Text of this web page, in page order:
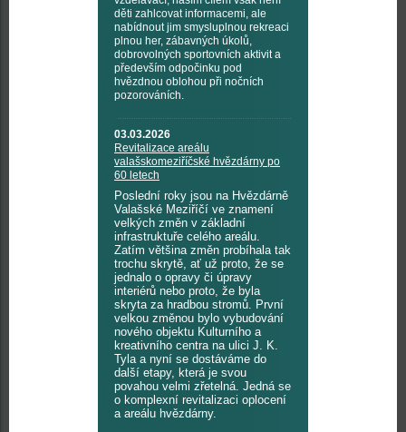
děti zahlcovat informacemi, ale
nabídnout jim smysluplnou rekreaci
plnou her, zábavných úkolů,
dobrovolných sportovních aktivit a
především odpočinku pod
hvězdnou oblohou při nočních
pozorováních.
03.03.2026
Revitalizace areálu
valašskomeziříčské hvězdárny po
60 letech
Poslední roky jsou na Hvězdárně
Valašské Meziříčí ve znamení
velkých změn v základní
infrastruktuře celého areálu.
Zatím většina změn probíhala tak
trochu skrytě, ať už proto, že se
jednalo o opravy či úpravy
interiérů nebo proto, že byla
skryta za hradbou stromů. První
velkou změnou bylo vybudování
nového objektu Kulturního a
kreativního centra na ulici J. K.
Tyla a nyní se dostáváme do
další etapy, která je svou
povahou velmi zřetelná. Jedná se
o komplexní revitalizaci oplocení
a areálu hvězdárny.